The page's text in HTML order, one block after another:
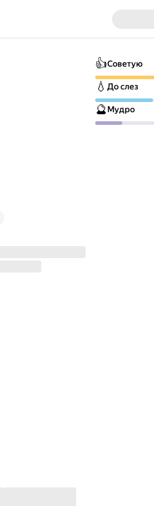
👍Советую
💧 До слез
🔮Мудро